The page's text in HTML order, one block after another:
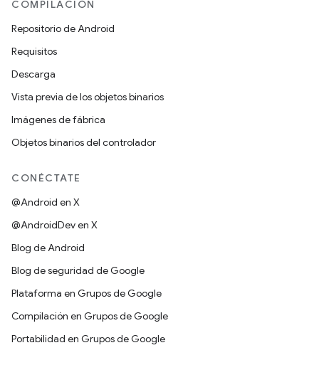
COMPILACIÓN
Repositorio de Android
Requisitos
Descarga
Vista previa de los objetos binarios
Imágenes de fábrica
Objetos binarios del controlador
CONÉCTATE
@Android en X
@AndroidDev en X
Blog de Android
Blog de seguridad de Google
Plataforma en Grupos de Google
Compilación en Grupos de Google
Portabilidad en Grupos de Google